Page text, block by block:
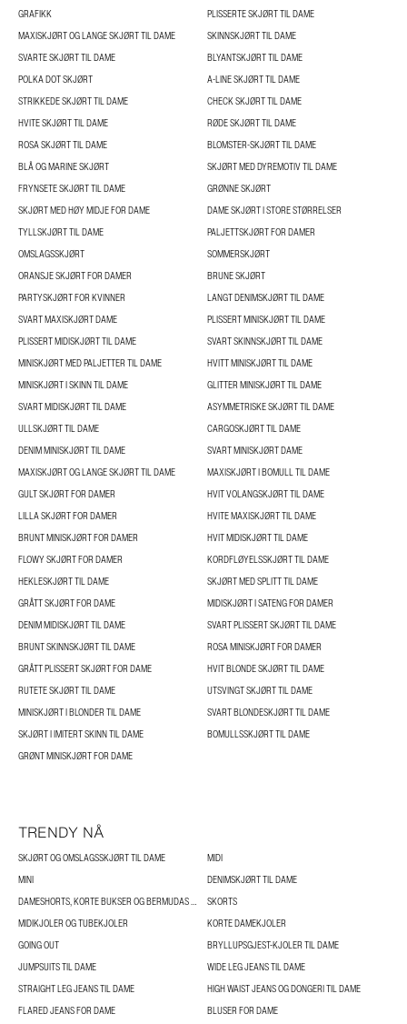
GRAFIKK
PLISSERTE SKJØRT TIL DAME
MAXISKJØRT OG LANGE SKJØRT TIL DAME
SKINNSKJØRT TIL DAME
SVARTE SKJØRT TIL DAME
BLYANTSKJØRT TIL DAME
POLKA DOT SKJØRT
A-LINE SKJØRT TIL DAME
STRIKKEDE SKJØRT TIL DAME
CHECK SKJØRT TIL DAME
HVITE SKJØRT TIL DAME
RØDE SKJØRT TIL DAME
ROSA SKJØRT TIL DAME
BLOMSTER-SKJØRT TIL DAME
BLÅ OG MARINE SKJØRT
SKJØRT MED DYREMOTIV TIL DAME
FRYNSETE SKJØRT TIL DAME
GRØNNE SKJØRT
SKJØRT MED HØY MIDJE FOR DAME
DAME SKJØRT I STORE STØRRELSER
TYLLSKJØRT TIL DAME
PALJETTSKJØRT FOR DAMER
OMSLAGSSKJØRT
SOMMERSKJØRT
ORANSJE SKJØRT FOR DAMER
BRUNE SKJØRT
PARTYSKJØRT FOR KVINNER
LANGT DENIMSKJØRT TIL DAME
SVART MAXISKJØRT DAME
PLISSERT MINISKJØRT TIL DAME
PLISSERT MIDISKJØRT TIL DAME
SVART SKINNSKJØRT TIL DAME
MINISKJØRT MED PALJETTER TIL DAME
HVITT MINISKJØRT TIL DAME
MINISKJØRT I SKINN TIL DAME
GLITTER MINISKJØRT TIL DAME
SVART MIDISKJØRT TIL DAME
ASYMMETRISKE SKJØRT TIL DAME
ULLSKJØRT TIL DAME
CARGOSKJØRT TIL DAME
DENIM MINISKJØRT TIL DAME
SVART MINISKJØRT DAME
MAXISKJØRT OG LANGE SKJØRT TIL DAME
MAXISKJØRT I BOMULL TIL DAME
GULT SKJØRT FOR DAMER
HVIT VOLANGSKJØRT TIL DAME
LILLA SKJØRT FOR DAMER
HVITE MAXISKJØRT TIL DAME
BRUNT MINISKJØRT FOR DAMER
HVIT MIDISKJØRT TIL DAME
FLOWY SKJØRT FOR DAMER
KORDFLØYELSSKJØRT TIL DAME
HEKLESKJØRT TIL DAME
SKJØRT MED SPLITT TIL DAME
GRÅTT SKJØRT FOR DAME
MIDISKJØRT I SATENG FOR DAMER
DENIM MIDISKJØRT TIL DAME
SVART PLISSERT SKJØRT TIL DAME
BRUNT SKINNSKJØRT TIL DAME
ROSA MINISKJØRT FOR DAMER
GRÅTT PLISSERT SKJØRT FOR DAME
HVIT BLONDE SKJØRT TIL DAME
RUTETE SKJØRT TIL DAME
UTSVINGT SKJØRT TIL DAME
MINISKJØRT I BLONDER TIL DAME
SVART BLONDESKJØRT TIL DAME
SKJØRT I IMITERT SKINN TIL DAME
BOMULLSSKJØRT TIL DAME
GRØNT MINISKJØRT FOR DAME
TRENDY NÅ
SKJØRT OG OMSLAGSSKJØRT TIL DAME
MIDI
MINI
DENIMSKJØRT TIL DAME
DAMESHORTS, KORTE BUKSER OG BERMUDAS TIL DAME
SKORTS
MIDIKJOLER OG TUBEKJOLER
KORTE DAMEKJOLER
GOING OUT
BRYLLUPSGJEST-KJOLER TIL DAME
JUMPSUITS TIL DAME
WIDE LEG JEANS TIL DAME
STRAIGHT LEG JEANS TIL DAME
HIGH WAIST JEANS OG DONGERI TIL DAME
FLARED JEANS FOR DAME
BLUSER FOR DAME